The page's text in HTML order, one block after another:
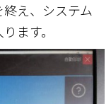
え、システム
ます。